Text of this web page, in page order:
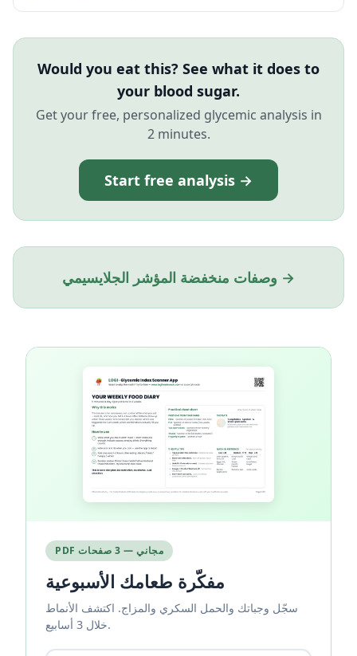
Would you eat this? See what it does to
your blood sugar.
Get your free, personalized glycemic analysis in
2 minutes.
Start free analysis →
وصفات منخفضة المؤشر الجلايسيمي →
PDF مجاني — 3 صفحات
مفكّرة طعامك الأسبوعية
سجّل وجباتك والحمل السكري والمزاج. اكتشف الأنماط
خلال 3 أسابيع.